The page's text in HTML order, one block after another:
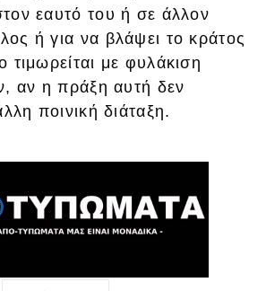
εαυτό του ή σε άλλον
ή για να βλάψει το κράτος
τιμωρείται με φυλάκιση
αν η πράξη αυτή δεν
ποινική διάταξη.